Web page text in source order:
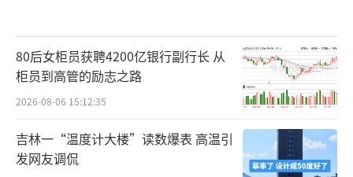
80后女柜员获聘4200亿银行副行长 从
柜员到高管的励志之路
2026-08-06 15:12:35
吉林一“温度计大楼”读数爆表 高温引
发网友调侃